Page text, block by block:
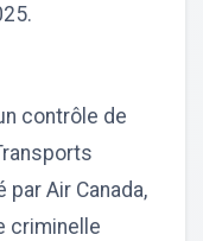
contrôle de
Air Canada,
criminelle